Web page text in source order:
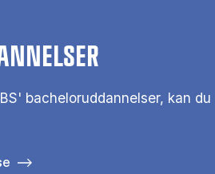
bacheloruddannelser, kan du